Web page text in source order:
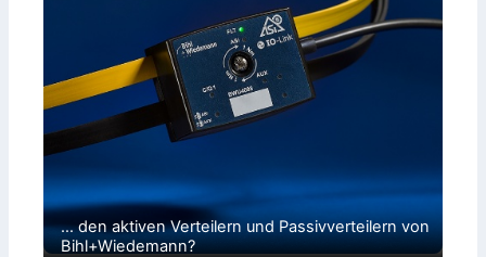
… den aktiven Verteilern und Passivverteilern von
Bihl+Wiedemann?